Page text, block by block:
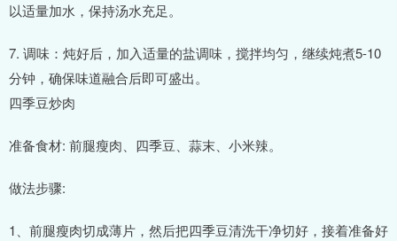
以适量加水，保持汤水充足。
7. 调味：炖好后，加入适量的盐调味，搅拌均匀，继续炖煮5-10
分钟，确保味道融合后即可盛出。
四季豆炒肉
准备食材: 前腿瘦肉、四季豆、蒜末、小米辣。
做法步骤:
1、前腿瘦肉切成薄片，然后把四季豆清洗干净切好，接着准备好